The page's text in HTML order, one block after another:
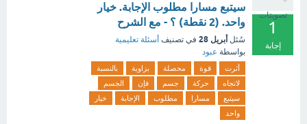
تصويتات
1
إجابة
سيتبع مسارا مطلوب الإجابة. خيار
واحد. (2 نقطة) ؟ - مع الشرح
سُئل أبريل 28 في تصنيف أسئلة تعليمية
بواسطة عبود
أثرت قوة محصلة بزاوية
بالنسبة
لاتجاه
حركة جسم فإن
الجسم
سيتبع
مسارا مطلوب الإجابة
خيار
واحد